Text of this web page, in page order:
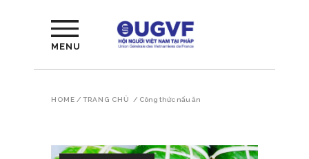
MENU
HOME / TRANG CHỦ / Công thức nấu ăn